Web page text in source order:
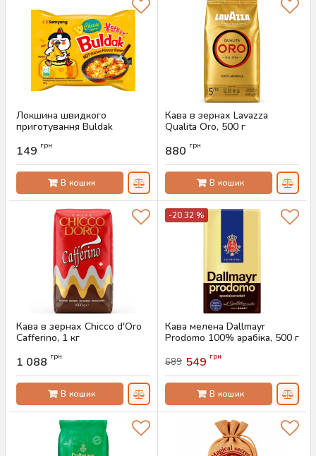
Локшина швидкого
приготування Buldak
Артикул:
149 грн
В кошик
Кава в зернах Lavazza
Qualita Oro, 500 г
880 грн
В кошик
Кава в зернах Chicco d'Oro
Cafferino, 1 кг
1 088 грн
В кошик
-20.32 %
Кава мелена Dallmayr
Prodomo 100% арабіка, 500 г
689 549 грн
В кошик